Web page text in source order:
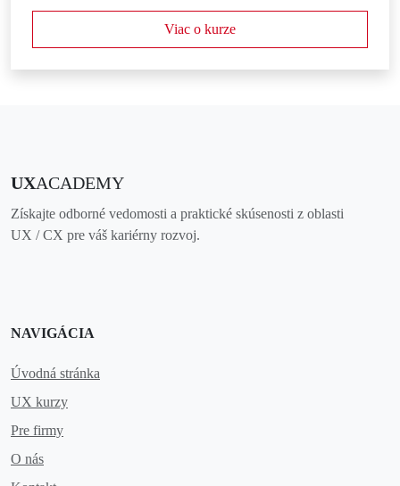
Viac o kurze
UXACADEMY
Získajte odborné vedomosti a praktické skúsenosti z oblasti
UX / CX pre váš kariérny rozvoj.
NAVIGÁCIA
Úvodná stránka
UX kurzy
Pre firmy
O nás